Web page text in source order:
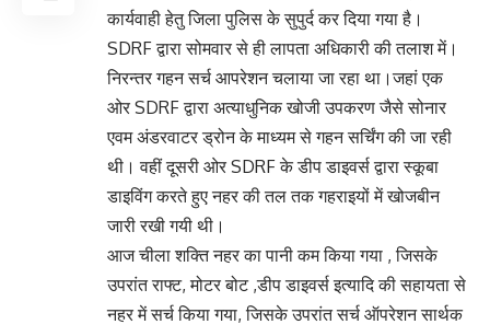
कार्यवाही हेतु जिला पुलिस के सुपुर्द कर दिया गया है।
SDRF द्वारा सोमवार से ही लापता अधिकारी की तलाश में।
निरन्तर गहन सर्च आपरेशन चलाया जा रहा था।जहां एक
ओर SDRF द्वारा अत्याधुनिक खोजी उपकरण जैसे सोनार
एवम अंडरवाटर ड्रोन के माध्यम से गहन सर्चिंग की जा रही
थी। वहीं दूसरी ओर SDRF के डीप डाइवर्स द्वारा स्कूबा
डाइविंग करते हुए नहर की तल तक गहराइयों में खोजबीन
जारी रखी गयी थी।
आज चीला शक्ति नहर का पानी कम किया गया , जिसके
उपरांत राफ्ट, मोटर बोट ,डीप डाइवर्स इत्यादि की सहायता से
नहर में सर्च किया गया, जिसके उपरांत सर्च ऑपरेशन सार्थक